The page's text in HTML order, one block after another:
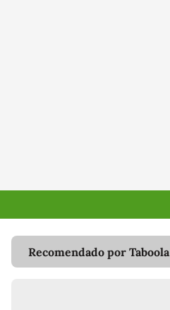
Recomendado por Taboola